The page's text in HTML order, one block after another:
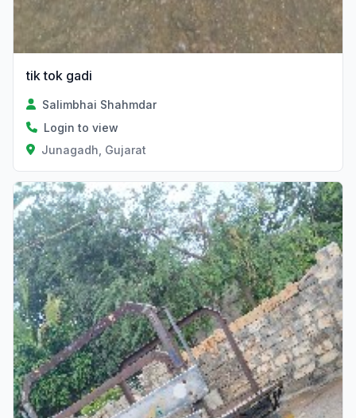
tik tok gadi
Salimbhai Shahmdar
Login to view
Junagadh, Gujarat